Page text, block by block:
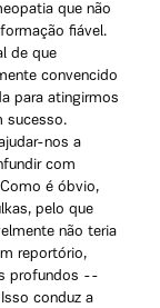
que não
fiável.
de que
convencido
para atingirmos
sucesso.
nos a
com
é óbvio,
pelo que
não teria
reportório,
profundos --
conduz a